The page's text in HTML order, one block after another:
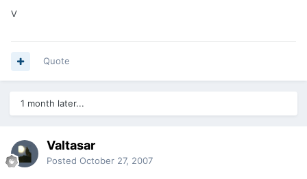
V
Quote
1 month later...
Valtasar
Posted October 27, 2007